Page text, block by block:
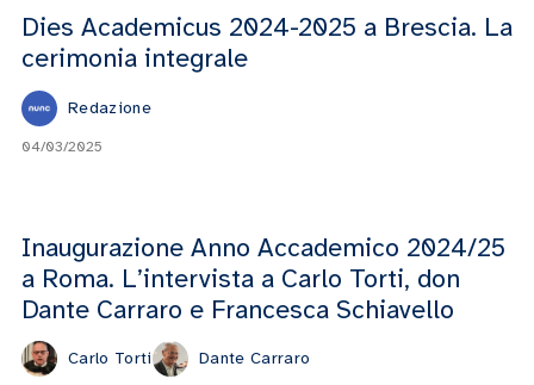
Dies Academicus 2024-2025 a Brescia. La
cerimonia integrale
Redazione
04/03/2025
Inaugurazione Anno Accademico 2024/25
a Roma. L’intervista a Carlo Torti, don
Dante Carraro e Francesca Schiavello
Carlo Torti Dante Carraro